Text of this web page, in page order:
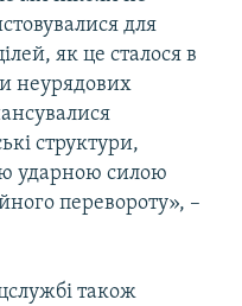
для
як це сталося в
неурядових
структури,
ударною силою
перевороту», –
також